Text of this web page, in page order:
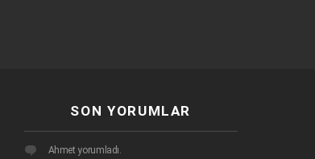
SON YORUMLAR
Ahmet yorumladı.